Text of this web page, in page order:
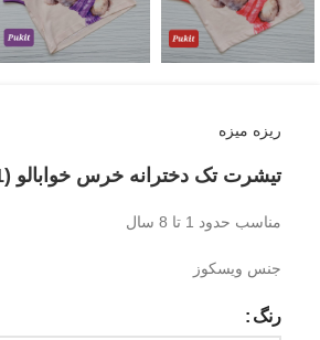
ریزه میزه
تیشرت تک دخترانه خرس خوابالو (1 تا 8 سال)
مناسب حدود 1 تا 8 سال
جنس ویسکوز
رنگ